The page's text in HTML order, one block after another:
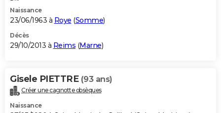
Naissance
23/06/1963 à Roye (Somme)
Décès
29/10/2013 à Reims (Marne)
Gisele PIETTRE (93 ans)
Créer une cagnotte obsèques
Naissance